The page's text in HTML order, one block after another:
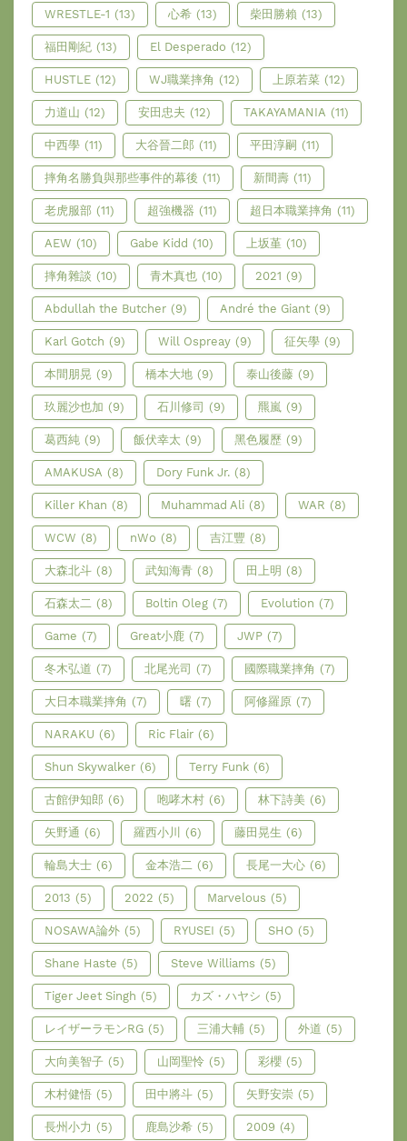
WRESTLE-1 (13) 心希 (13) 柴田勝賴 (13)
福田剛紀 (13) El Desperado (12)
HUSTLE (12) WJ職業摔角 (12) 上原若菜 (12)
力道山 (12) 安田忠夫 (12) TAKAYAMANIA (11)
中西學 (11) 大谷晉二郎 (11) 平田淳嗣 (11)
摔角名勝負與那些事件的幕後 (11) 新間壽 (11)
老虎服部 (11) 超強機器 (11) 超日本職業摔角 (11)
AEW (10) Gabe Kidd (10) 上坂堇 (10)
摔角雜談 (10) 青木真也 (10) 2021 (9)
Abdullah the Butcher (9) André the Giant (9)
Karl Gotch (9) Will Ospreay (9) 征矢學 (9)
本間朋晃 (9) 橋本大地 (9) 泰山後藤 (9)
玖麗沙也加 (9) 石川修司 (9) 羆嵐 (9)
葛西純 (9) 飯伏幸太 (9) 黑色履歷 (9)
AMAKUSA (8) Dory Funk Jr. (8)
Killer Khan (8) Muhammad Ali (8) WAR (8)
WCW (8) nWo (8) 吉江豐 (8)
大森北斗 (8) 武知海青 (8) 田上明 (8)
石森太二 (8) Boltin Oleg (7) Evolution (7)
Game (7) Great小鹿 (7) JWP (7)
冬木弘道 (7) 北尾光司 (7) 國際職業摔角 (7)
大日本職業摔角 (7) 曙 (7) 阿修羅原 (7)
NARAKU (6) Ric Flair (6)
Shun Skywalker (6) Terry Funk (6)
古館伊知郎 (6) 咆哮木村 (6) 林下詩美 (6)
矢野通 (6) 羅西小川 (6) 藤田晃生 (6)
輪島大士 (6) 金本浩二 (6) 長尾一大心 (6)
2013 (5) 2022 (5) Marvelous (5)
NOSAWA論外 (5) RYUSEI (5) SHO (5)
Shane Haste (5) Steve Williams (5)
Tiger Jeet Singh (5) カズ・ハヤシ (5)
レイザーラモンRG (5) 三浦大輔 (5) 外道 (5)
大向美智子 (5) 山岡聖怜 (5) 彩櫻 (5)
木村健悟 (5) 田中將斗 (5) 矢野安崇 (5)
長州小力 (5) 鹿島沙希 (5) 2009 (4)